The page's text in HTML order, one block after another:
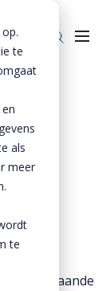
te
als
meer
te
de bestaande